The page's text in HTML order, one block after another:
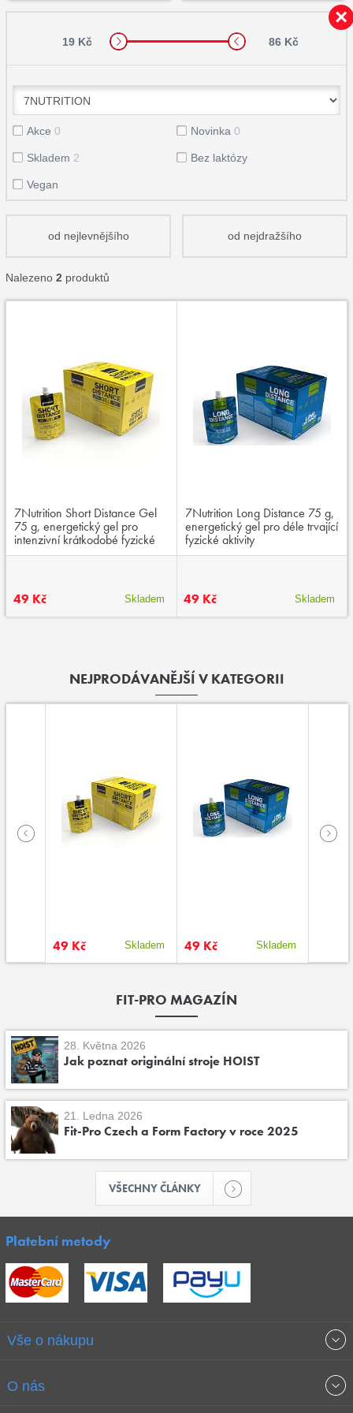
19 Kč 86 Kč
Akce 0 Novinka 0
Skladem 2 Bez laktózy
Vegan
od nejlevnějšího od nejdražšího
Nalezeno 2 produktů
7Nutrition Short Distance Gel
75 g, energetický gel pro
intenzivní krátkodobé fyzické
aktivity
49 Kč Skladem
7Nutrition Long Distance 75 g,
energetický gel pro déle trvající
fyzické aktivity
49 Kč Skladem
NEJPRODÁVANĚJŠÍ V KATEGORII
49 Kč Skladem 49 Kč Skladem
FIT-PRO MAGAZÍN
28. Května 2026
Jak poznat originální stroje HOIST
21. Ledna 2026
Fit-Pro Czech a Form Factory v roce 2025
VŠECHNY ČLÁNKY
Platební metody
Vše o nákupu
Obchodní podmínky
O nás